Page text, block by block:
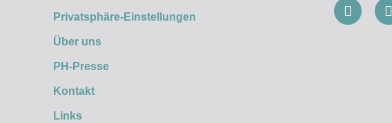
Privatsphäre-Einstellungen
Über uns
PH-Presse
Kontakt
Links